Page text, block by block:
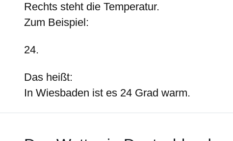
Rechtssteht die Temperatur.
Zum Beispiel:
24.
Das heißt:
In Wiesbaden ist es 24 Grad warm.